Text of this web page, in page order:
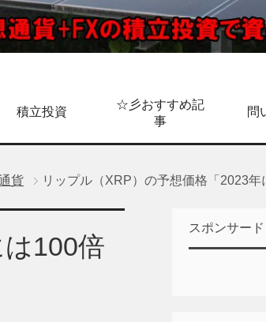
積立投資
☆彡おすすめ記
事
問
貨 リップル（XRP）の予想価格「2023
100倍
スポンサー